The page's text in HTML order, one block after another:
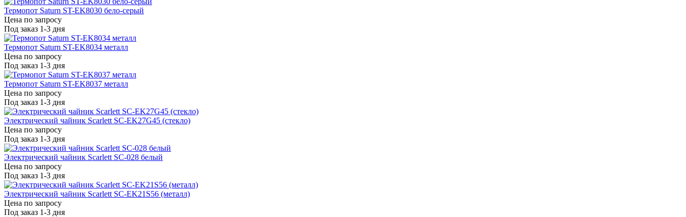
Термопот Saturn ST-EK8030 бело-серый
Цена по запросу
Под заказ 1-3 дня
Термопот Saturn ST-EK8034 металл
Цена по запросу
Под заказ 1-3 дня
Термопот Saturn ST-EK8037 металл
Цена по запросу
Под заказ 1-3 дня
Электрический чайник Scarlett SC-EK27G45 (стекло)
Цена по запросу
Под заказ 1-3 дня
Электрический чайник Scarlett SC-028 белый
Цена по запросу
Под заказ 1-3 дня
Электрический чайник Scarlett SC-EK21S56 (металл)
Цена по запросу
Под заказ 1-3 дня